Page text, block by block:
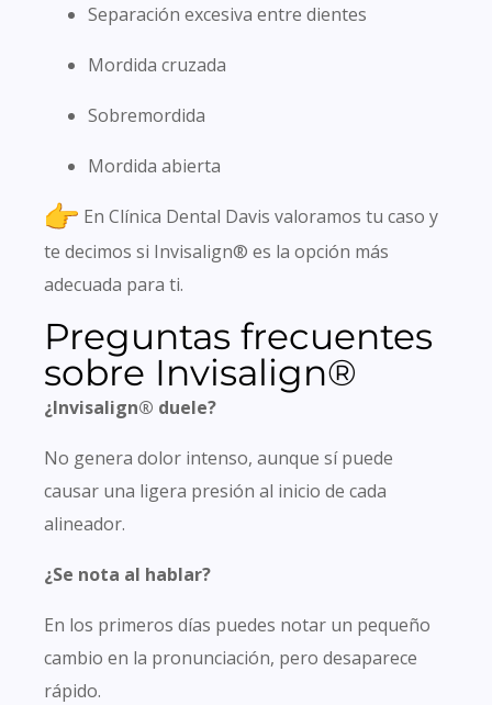
Separación excesiva entre dientes
Mordida cruzada
Sobremordida
Mordida abierta
En Clínica Dental Davis valoramos tu caso y
te decimos si Invisalign® es la opción más
adecuada para ti.
Preguntas frecuentes
sobre Invisalign®
¿Invisalign® duele?
No genera dolor intenso, aunque sí puede
causar una ligera presión al inicio de cada
alineador.
¿Se nota al hablar?
En los primeros días puedes notar un pequeño
cambio en la pronunciación, pero desaparece
rápido.